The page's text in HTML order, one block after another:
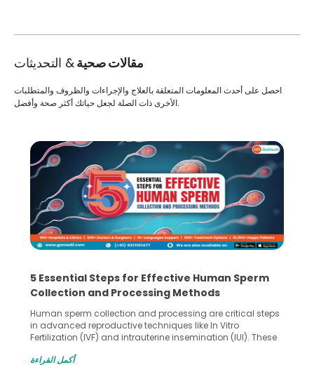
مقالات صحية& التحديثات
احصل على أحدث المعلومات المتعلقة بالعلاج والإجراءات والظروف والمتطلبات
الأخرى ذات الصلة لجعل حياتك أكثر صحة وأفضل.
5 Essential Steps for Effective Human Sperm
Collection and Processing Methods
Human sperm collection and processing are critical steps
in advanced reproductive techniques like In Vitro
Fertilization (IVF) and intrauterine insemination (IUI). These
challenges and help couples achieve their dream of
أكمل القراءة